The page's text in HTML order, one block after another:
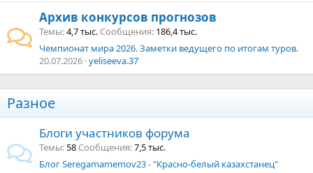
Архив конкурсов прогнозов
Темы 4,7 тыс. Сообщения 186,4 тыс.
Чемпионат мира 2026. Заметки ведущего по итогам туров.
20.07.2026 yeliseeva.37
Разное
Блоги участников форума
Темы 58 Сообщения 7,5 тыс.
Блог Seregamamemov23 - "Красно-белый казахстанец"